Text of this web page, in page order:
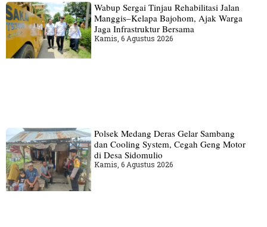
Wabup Sergai Tinjau Rehabilitasi Jalan
Manggis–Kelapa Bajohom, Ajak Warga
Jaga Infrastruktur Bersama
Kamis, 6 Agustus 2026
Polsek Medang Deras Gelar Sambang
dan Cooling System, Cegah Geng Motor
di Desa Sidomulio
Kamis, 6 Agustus 2026